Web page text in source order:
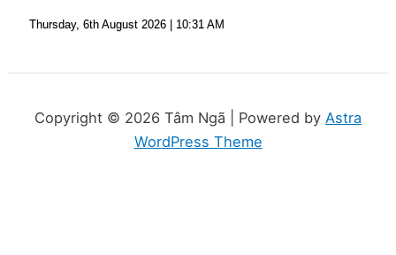
Thursday, 6th August 2026 | 10:31 AM
Copyright © 2026 Tâm Ngã | Powered by Astra
WordPress Theme